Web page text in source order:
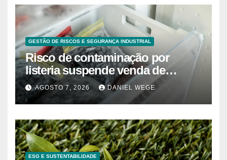
GESTÃO DE RISCOS E SEGURANÇA INDUSTRIAL
Risco de contaminação por
listeria suspende venda de
mirtilos em fábricas da América
do Norte – Mix Vale
AGOSTO 7, 2026 DANIEL WEGE
ESG E SUSTENTABILIDADE